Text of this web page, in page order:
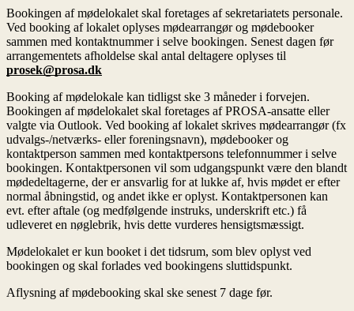
Bookingen af mødelokalet skal foretages af sekretariatets personale.
Ved booking af lokalet oplyses mødearrangør og mødebooker
sammen med kontaktnummer i selve bookingen. Senest dagen før
arrangementets afholdelse skal antal deltagere oplyses til
prosek@prosa.dk
Booking af mødelokale kan tidligst ske 3 måneder i forvejen.
Bookingen af mødelokalet skal foretages af PROSA-ansatte eller
valgte via Outlook. Ved booking af lokalet skrives mødearrangør (fx
udvalgs-/netværks- eller foreningsnavn), mødebooker og
kontaktperson sammen med kontaktpersons telefonnummer i selve
bookingen. Kontaktpersonen vil som udgangspunkt være den blandt
mødedeltagerne, der er ansvarlig for at lukke af, hvis mødet er efter
normal åbningstid, og andet ikke er oplyst. Kontaktpersonen kan
evt. efter aftale (og medfølgende instruks, underskrift etc.) få
udleveret en nøglebrik, hvis dette vurderes hensigtsmæssigt.
Mødelokalet er kun booket i det tidsrum, som blev oplyst ved
bookingen og skal forlades ved bookingens sluttidspunkt.
Aflysning af mødebooking skal ske senest 7 dage før.